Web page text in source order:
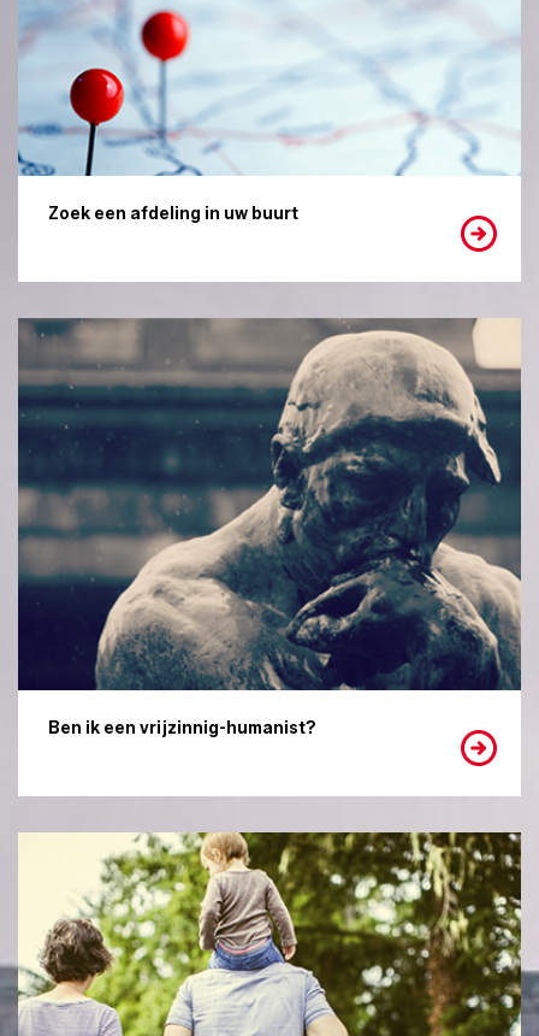
Zoek een afdeling in uw buurt
Ben ik een vrijzinnig-humanist?